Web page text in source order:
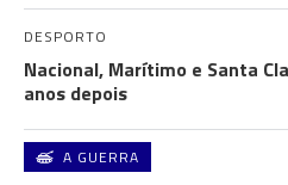
DESPORTO
Nacional, Marítimo e Santa
anos depois
A GUERRA